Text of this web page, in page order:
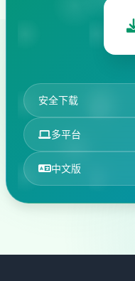
安全下载
多平台
中文版